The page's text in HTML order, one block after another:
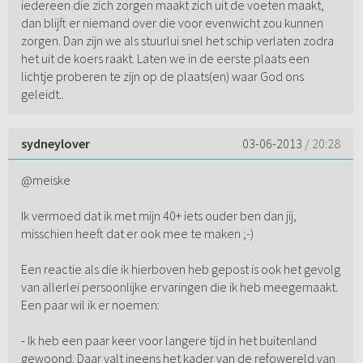
iedereen die zich zorgen maakt zich uit de voeten maakt,
dan blijft er niemand over die voor evenwicht zou kunnen
zorgen. Dan zijn we als stuurlui snel het schip verlaten zodra
het uit de koers raakt. Laten we in de eerste plaats een
lichtje proberen te zijn op de plaats(en) waar God ons
geleidt..
sydneylover 03-06-2013 / 20:28
@meiske
Ik vermoed dat ik met mijn 40+ iets ouder ben dan jij,
misschien heeft dat er ook mee te maken ;-)
Een reactie als die ik hierboven heb gepost is ook het gevolg
van allerlei persoonlijke ervaringen die ik heb meegemaakt.
Een paar wil ik er noemen:
- Ik heb een paar keer voor langere tijd in het buitenland
gewoond. Daar valt ineens het kader van de refowereld van